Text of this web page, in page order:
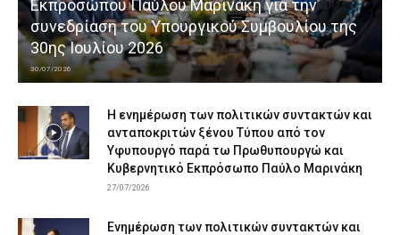
Εκπροσώπου Παύλου Μαρινάκη για την
συνεδρίαση του Υπουργικού Συμβουλίου της
30ης Ιουλίου 2026
30/07/2026
Η ενημέρωση των πολιτικών συντακτών και
ανταποκριτών ξένου Τύπου από τον
Υφυπουργό παρά τω Πρωθυπουργώ και
Κυβερνητικό Εκπρόσωπο Παύλο Μαρινάκη
27/07/2026
Ενημέρωση των πολιτικών συντακτών και